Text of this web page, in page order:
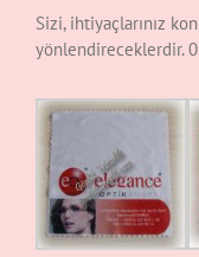
Sizi, ihtiyaçlarınız
yönlendireceklerdir.